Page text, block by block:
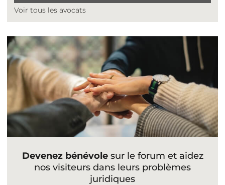
Voir tous les avocats
Devenez bénévolesur le forum et aidez
nos visiteurs dans leurs problèmes
juridiques